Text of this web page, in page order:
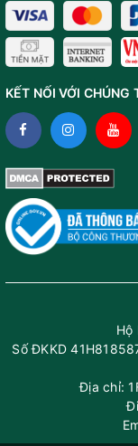
KẾT NỐI VỚI CHÚNG
Hộ
Số ĐKKD
Địa chỉ: